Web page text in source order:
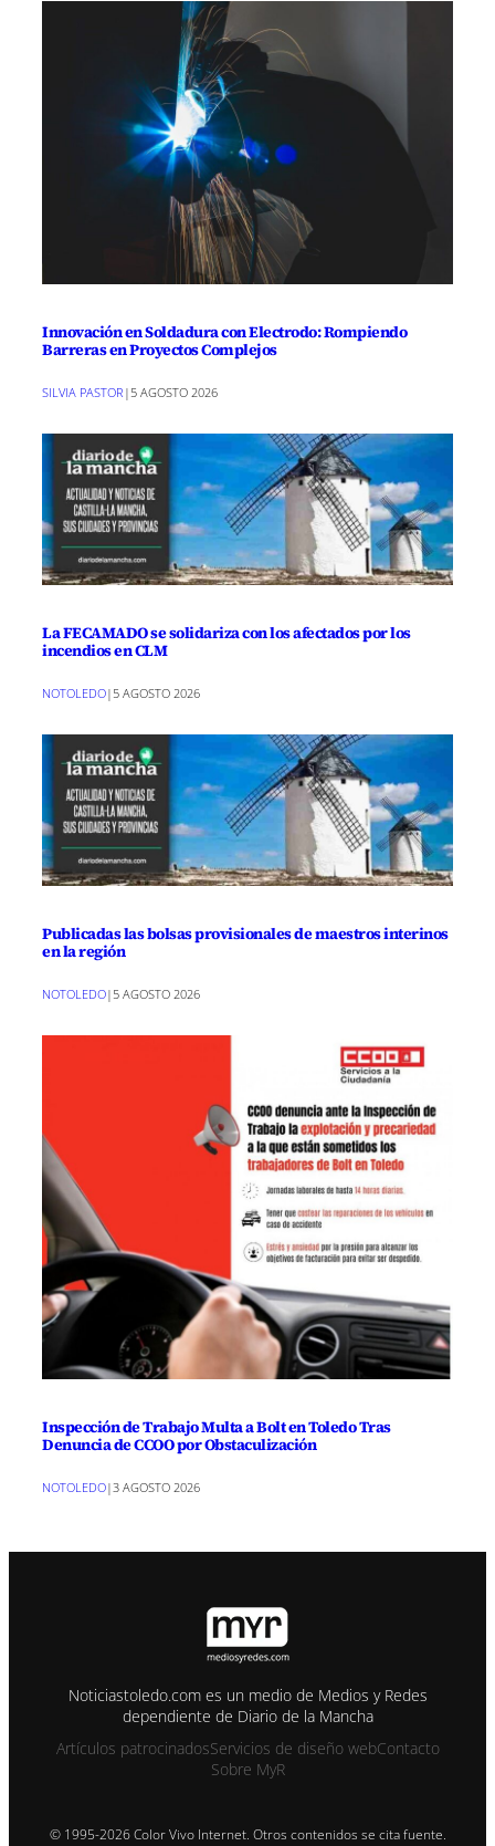
Innovación en Soldadura con Electrodo: Rompiendo
Barreras en Proyectos Complejos
SILVIA PASTOR | 5 AGOSTO 2026
La FECAMADO se solidariza con los afectados por los
incendios en CLM
NOTOLEDO| 5 AGOSTO 2026
Publicadas las bolsas provisionales de maestros interinos
en la región
NOTOLEDO|5 AGOSTO 2026
Inspección de Trabajo Multa a Bolt en Toledo Tras
Denuncia de CCOO por Obstaculización
NOTOLEDO|3 AGOSTO 2026
Noticiastoledo.com es un medio de Medios y Redes
dependiente de Diario de la Mancha
Artículos patrocinadosServicios de diseño webContacto
Sobre MyR
© 1995-2026 Color Vivo Internet. Otros contenidos se cita fuente.